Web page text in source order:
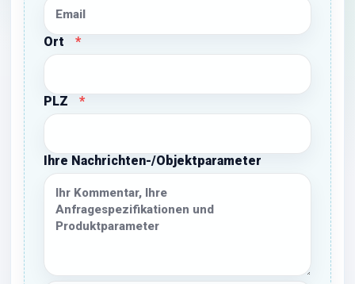
Ort
PLZ
Ihre Nachrichten-/Objektparameter